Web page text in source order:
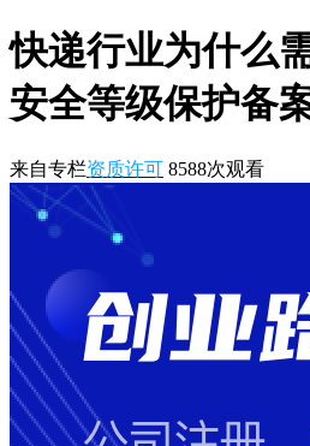
快递行业为什么
安全等级保护备
来自专栏资质许可 8588次观看